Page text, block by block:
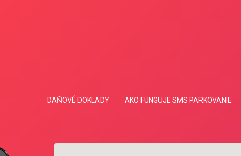
AKO FUNGUJE SMS PARKOVANIE
DAŇOVÉ DOKLADY